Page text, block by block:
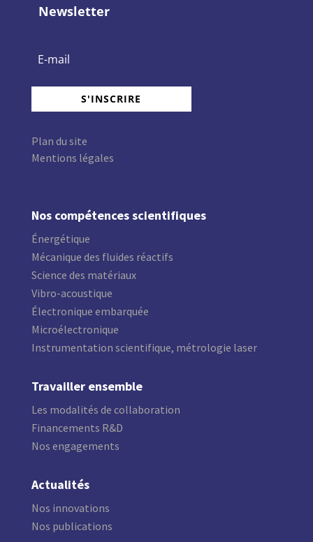
Newsletter
S'INSCRIRE
Plan du site
Mentions légales
Nos compétences scientifiques
Énergétique
Mécanique des fluides réactifs
Science des matériaux
Vibro-acoustique
Électronique embarquée
Microélectronique
Instrumentation scientifique, métrologie laser
Travailler ensemble
Les modalités de collaboration
Financements R&D
Nos engagements
Actualités
Nos innovations
Nos publications